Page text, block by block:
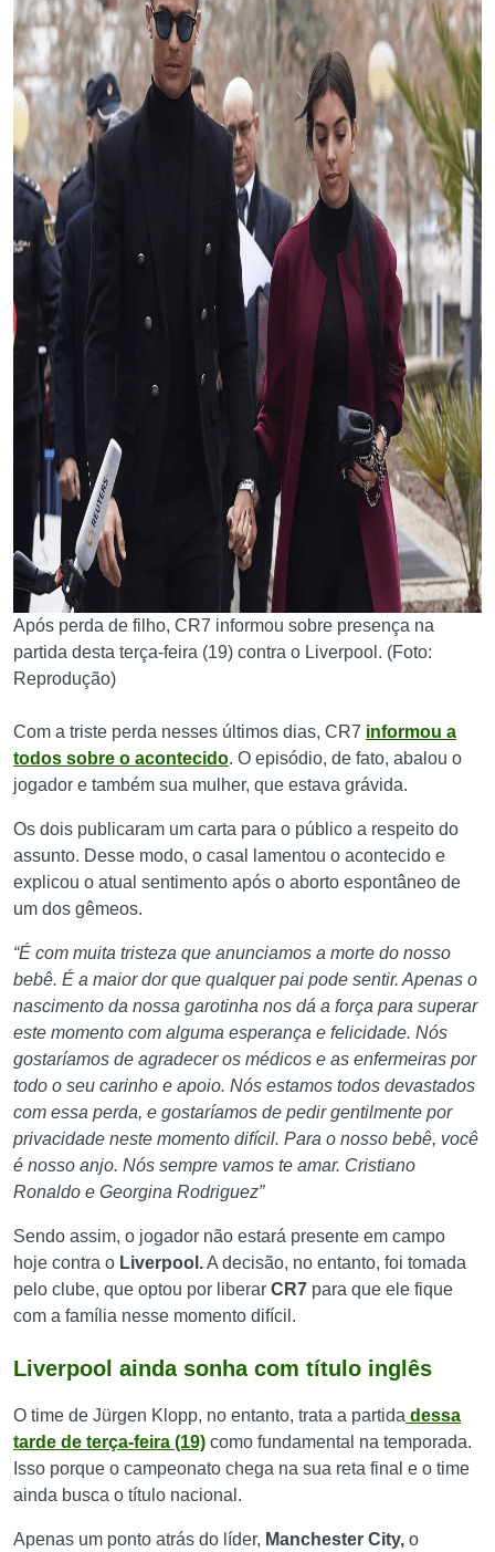
Após perda de filho, CR7 informou sobre presença na
partida desta terça-feira (19) contra o Liverpool. (Foto:
Reprodução)
Com a triste perda nesses últimos dias, CR7 informou a
todos sobre o acontecido. O episódio, de fato, abalou o
jogador e também sua mulher, que estava grávida.
Os dois publicaram um carta para o público a respeito do
assunto. Desse modo, o casal lamentou o acontecido e
explicou o atual sentimento após o aborto espontâneo de
um dos gêmeos.
“É com muita tristeza que anunciamos a morte do nosso
bebê. É a maior dor que qualquer pai pode sentir. Apenas o
nascimento da nossa garotinha nos dá a força para superar
este momento com alguma esperança e felicidade. Nós
gostaríamos de agradecer os médicos e as enfermeiras por
todo o seu carinho e apoio. Nós estamos todos devastados
com essa perda, e gostaríamos de pedir gentilmente por
privacidade neste momento difícil. Para o nosso bebê, você
é nosso anjo. Nós sempre vamos te amar. Cristiano
Ronaldo e Georgina Rodriguez”
Sendo assim, o jogador não estará presente em campo
hoje contra o Liverpool.A decisão, no entanto, foi tomada
pelo clube, que optou por liberar CR7 para que ele fique
com a família nesse momento difícil.
Liverpool ainda sonha com título inglês
O time de Jürgen Klopp, no entanto, trata a partida dessa
tarde de terça-feira (19) como fundamental na temporada.
Isso porque o campeonato chega na sua reta final e o time
ainda busca o título nacional.
Apenas um ponto atrás do líder, Manchester City, o